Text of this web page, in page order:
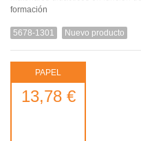
formación
5678-1301 Nuevo producto
PAPEL
13,78 €